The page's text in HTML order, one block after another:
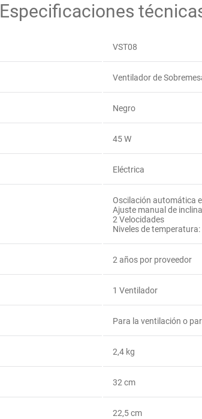
Especificaciones
VST08
Ventilador de
Negro
45 W
Eléctrica
Oscilación automática
Ajuste manual de
2 Velocidades
Niveles de temperatura:
2 años por proveedor
1 Ventilador
Para la ventilación o
2,4 kg
32 cm
22,5 cm